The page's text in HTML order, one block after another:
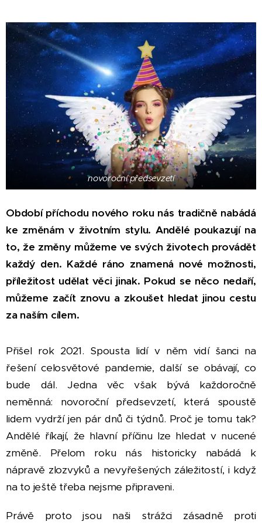
novoroční předsevzetí
Období příchodu nového roku nás tradičně nabádá
ke změnám v životním stylu. Andělé poukazují na
to, že změny můžeme ve svých životech provádět
každý den. Každé ráno znamená nové možnosti,
příležitost udělat věci jinak. Pokud se něco nedaří,
můžeme začít znovu a zkoušet hledat jinou cestu
za naším cílem.
Přišel rok 2021. Spousta lidí v něm vidí šanci na
řešení celosvětové pandemie, další se obávají, co
bude dál. Jedna věc však bývá každoročně
neměnná: novoroční předsevzetí, která spoustě
lidem vydrží jen pár dnů či týdnů. Proč je tomu tak?
Andělé říkají, že hlavní příčinu lze hledat v nucené
změně. Přelom roku nás historicky nabádá k
nápravě zlozvyků a nevyřešených záležitostí, i když
na to ještě třeba nejsme připraveni.
Právě proto jsou naši strážci zásadně proti